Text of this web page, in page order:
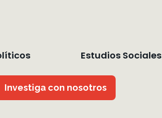
Estudios Sociales
Investiga con nosotros